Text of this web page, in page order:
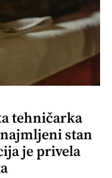
tehničarka
stan
je privela